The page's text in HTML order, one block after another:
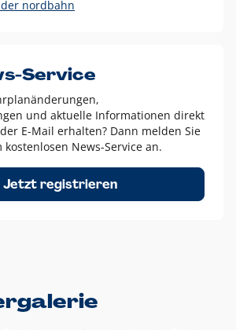
dürfen nur in Ausnahmefällen
zum Beispiel:
auf Fotohintergründen,
für reine Schwarz-Weiß-Umsetzungen
muss ein Schutzraum von jeweils einer
N aus AKN in alle Richtungen
nordbahn
Service
und aktuelle Informationen direkt
E-Mail erhalten? Dann melden Sie
News-Service an.
Jetzt registrieren